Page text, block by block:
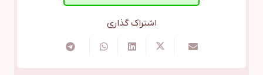
اشتراک گذاری